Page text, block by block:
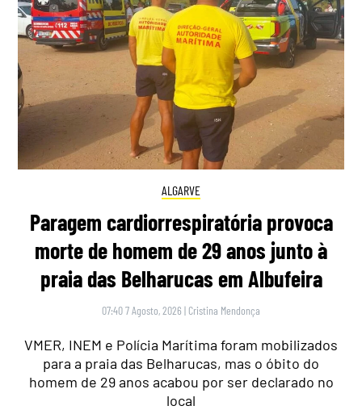
ALGARVE
Paragem cardiorrespiratória provoca
morte de homem de 29 anos junto à
praia das Belharucas em Albufeira
07:40 7 Agosto, 2026 | Cristina Mendonça
VMER, INEM e Polícia Marítima foram mobilizados
para a praia das Belharucas, mas o óbito do
homem de 29 anos acabou por ser declarado no
local